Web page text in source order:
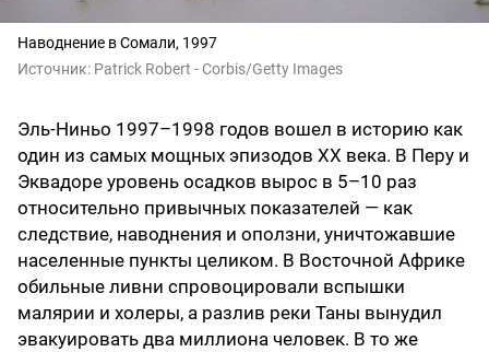
Наводнение в Сомали, 1997
Источник: Patrick Robert - Corbis/Getty Images
Эль‑Ниньо 1997–1998 годов вошел в историю как
один из самых мощных эпизодов XX века. В Перу и
Эквадоре уровень осадков вырос в 5–10 раз
относительно привычных показателей — как
следствие, наводнения и оползни, уничтожавшие
населенные пункты целиком. В Восточной Африке
обильные ливни спровоцировали вспышки
малярии и холеры, а разлив реки Таны вынудил
эвакуировать два миллиона человек. В то же